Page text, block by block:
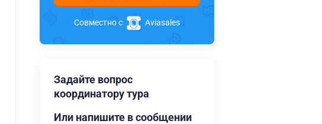
Совместно с Aviasales
Задайте вопрос
координатору тура
Или напишите в сообщении